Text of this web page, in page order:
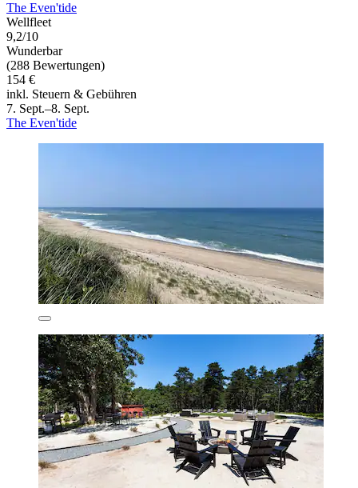
The Even'tide
Wellfleet
9,2/10
Wunderbar
(288 Bewertungen)
154 €
inkl. Steuern & Gebühren
7. Sept.–8. Sept.
The Even'tide